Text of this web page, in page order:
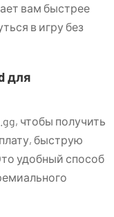
вам быстрее
в игру без
для
чтобы получить
быструю
удобный способ